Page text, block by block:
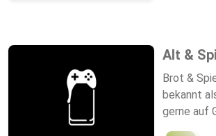
Alt &
Brot &
bekannt
gerne auf
Vielleicht